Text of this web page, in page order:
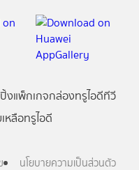
งแพ็กเกจกล่องทรูไอดีทีวี
หลือทรูไอดี
นโยบายความเป็นส่วนตัว